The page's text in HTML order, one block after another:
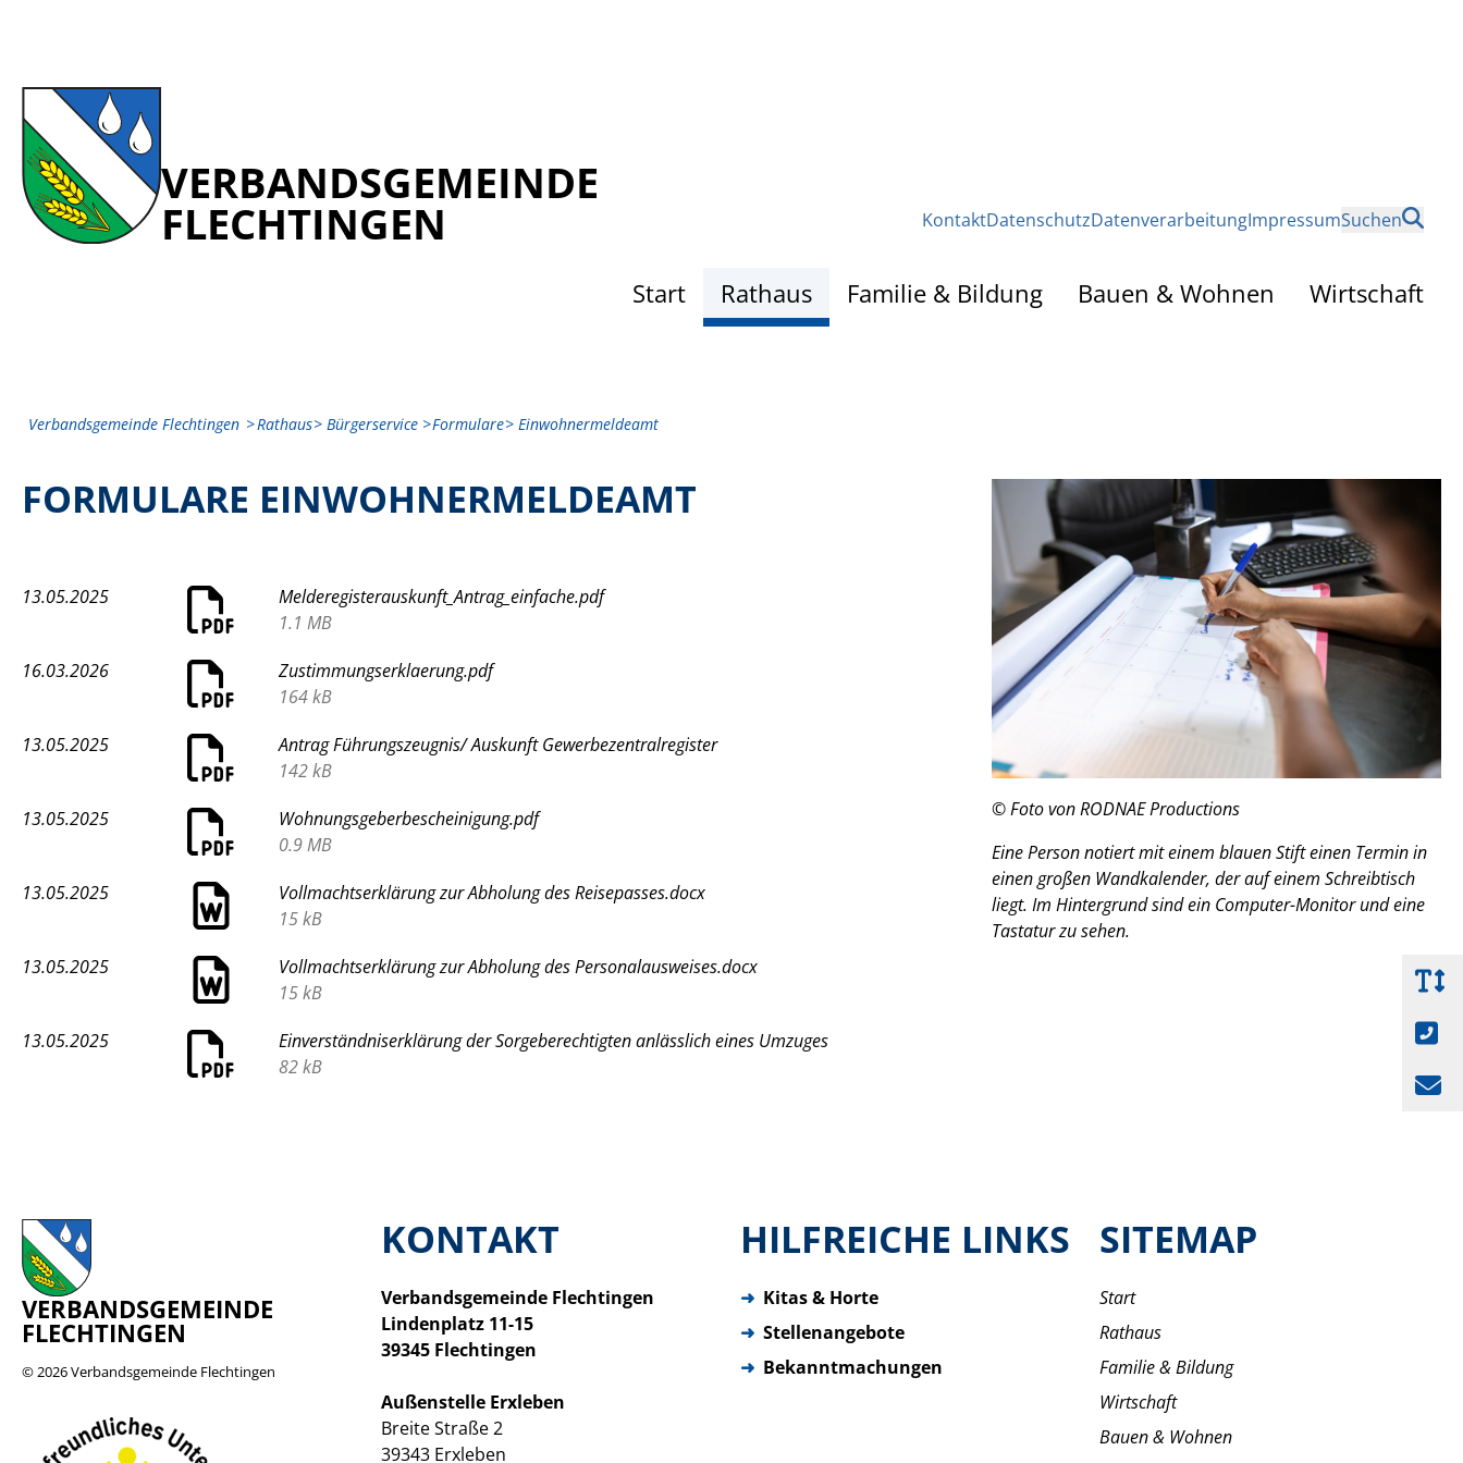
VERBANDSGEMEINDE
FLECHTINGEN KontaktDatenschutzDatenverarbeitungImpressumSuchen
Start Rathaus Familie & Bildung Bauen & Wohnen Wirtschaft
Verbandsgemeinde Flechtingen Rathaus Bürgerservice Formulare Einwohnermeldeamt
FORMULARE EINWOHNERMELDEAMT
13.05.2025
Melderegisterauskunft_Antrag_einfache.pdf
1.1 MB
16.03.2026
Zustimmungserklaerung.pdf
164 kB
13.05.2025
Antrag Führungszeugnis/ Auskunft Gewerbezentralregister
142 kB
13.05.2025
Wohnungsgeberbescheinigung.pdf
0.9 MB
13.05.2025
Vollmachtserklärung zur Abholung des Reisepasses.docx
15 kB
13.05.2025
Vollmachtserklärung zur Abholung des Personalausweises.docx
15 kB
13.05.2025
Einverständniserklärung der Sorgeberechtigten anlässlich eines Umzuges
82 kB
© Foto von RODNAE Productions
Eine Person notiert mit einem blauen Stift einen Termin in
einen großen Wandkalender, der auf einem Schreibtisch
liegt. Im Hintergrund sind ein Computer-Monitor und eine
Tastatur zu sehen.
VERBANDSGEMEINDE
FLECHTINGEN
© 2026Verbandsgemeinde Flechtingen
KONTAKT
Verbandsgemeinde Flechtingen
Lindenplatz 11-15
39345 Flechtingen
Außenstelle Erxleben
Breite Straße 2
39343 Erxleben
HILFREICHE LINKS
➜ Kitas & Horte
➜ Stellenangebote
➜ Bekanntmachungen
SITEMAP
Start
Rathaus
Familie & Bildung
Wirtschaft
Bauen & Wohnen